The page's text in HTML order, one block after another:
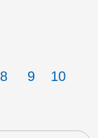
8 9
10